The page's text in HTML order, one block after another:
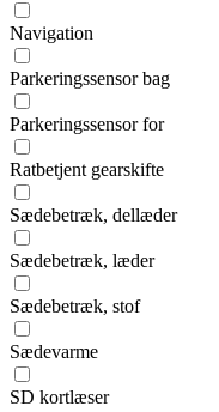
Navigation
Parkeringssensor bag
Parkeringssensor for
Ratbetjent gearskifte
Sædebetræk, dellæder
Sædebetræk, læder
Sædebetræk, stof
Sædevarme
SD kortlæser